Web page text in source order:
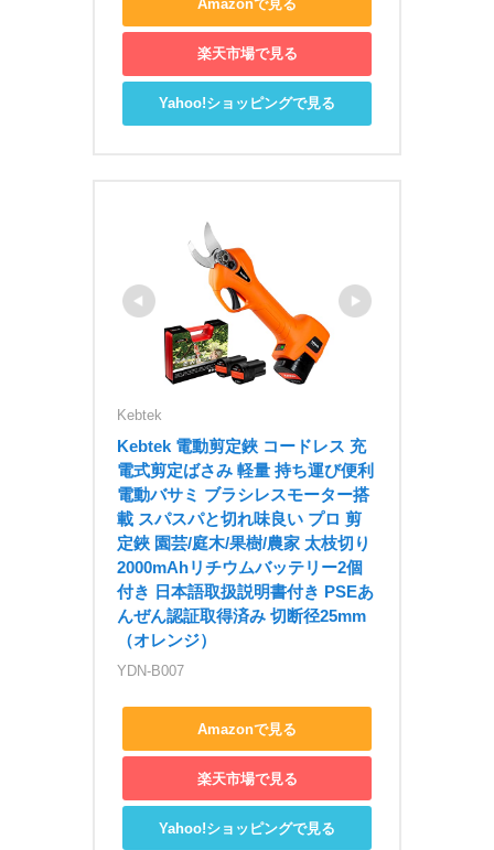
Amazonで見る
楽天市場で見る
Yahoo!ショッピングで見る
Kebtek
Kebtek 電動剪定鋏 コードレス 充
電式剪定ばさみ 軽量 持ち運び便利
電動バサミ ブラシレスモーター搭
載 スパスパと切れ味良い プロ 剪
定鋏 園芸/庭木/果樹/農家 太枝切り
2000mAhリチウムバッテリー2個
付き 日本語取扱説明書付き PSEあ
んぜん認証取得済み 切断径25mm
（オレンジ）
YDN-B007
Amazonで見る
楽天市場で見る
Yahoo!ショッピングで見る